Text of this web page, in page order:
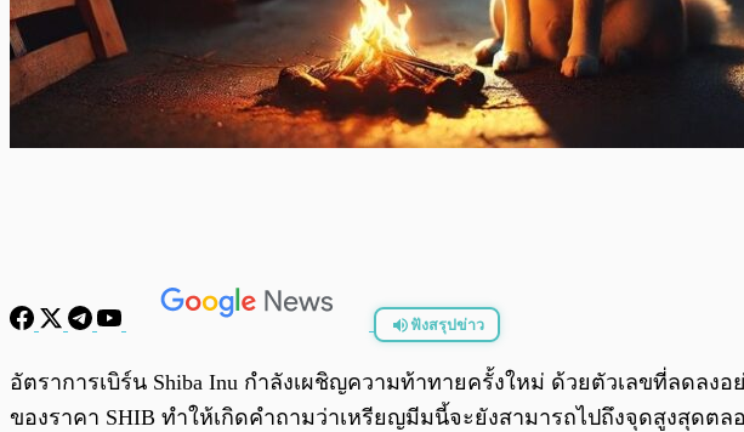
ฟังสรุปข่าว
พร้อมเล่น
อัตราการเบิร์น Shiba Inu กำลังเผชิญความท้าทายครั้งใหม่ ด้วยตัวเลขที่ลดลง
ของราคา SHIB ทำให้เกิดคำถามว่าเหรียญมีมนี้จะยังสามารถไปถึงจุดสูงสุดตล